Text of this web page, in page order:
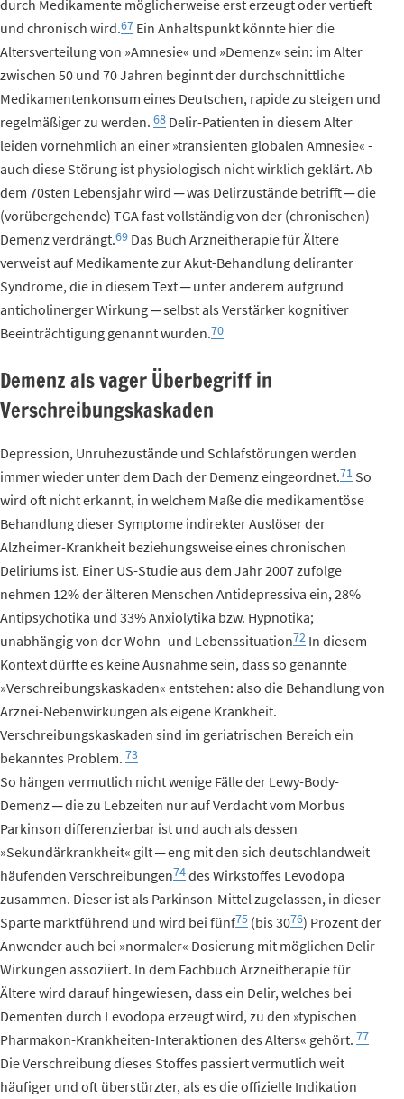
durch Medikamente möglicherweise erst erzeugt oder vertieft
und chronisch wird.67 Ein Anhaltspunkt könnte hier die
Altersverteilung von »Amnesie« und »Demenz« sein: im Alter
zwischen 50 und 70 Jahren beginnt der durchschnittliche
Medikamentenkonsum eines Deutschen, rapide zu steigen und
regelmäßiger zu werden. 68 Delir-Patienten in diesem Alter
leiden vornehmlich an einer »transienten globalen Amnesie« -
auch diese Störung ist physiologisch nicht wirklich geklärt. Ab
dem 70sten Lebensjahr wird ─ was Delirzustände betrifft ─ die
(vorübergehende) TGA fast vollständig von der (chronischen)
Demenz verdrängt.69 Das Buch Arzneitherapie für Ältere
verweist auf Medikamente zur Akut-Behandlung deliranter
Syndrome, die in diesem Text ─ unter anderem aufgrund
anticholinerger Wirkung ─ selbst als Verstärker kognitiver
Beeinträchtigung genannt wurden.70
Demenz als vager Überbegriff in
Verschreibungskaskaden
Depression, Unruhezustände und Schlafstörungen werden
immer wieder unter dem Dach der Demenz eingeordnet.71 So
wird oft nicht erkannt, in welchem Maße die medikamentöse
Behandlung dieser Symptome indirekter Auslöser der
Alzheimer-Krankheit beziehungsweise eines chronischen
Deliriums ist. Einer US-Studie aus dem Jahr 2007 zufolge
nehmen 12% der älteren Menschen Antidepressiva ein, 28%
Antipsychotika und 33% Anxiolytika bzw. Hypnotika;
unabhängig von der Wohn- und Lebenssituation72 In diesem
Kontext dürfte es keine Ausnahme sein, dass so genannte
»Verschreibungskaskaden« entstehen: also die Behandlung von
Arznei-Nebenwirkungen als eigene Krankheit.
Verschreibungskaskaden sind im geriatrischen Bereich ein
bekanntes Problem. 73
So hängen vermutlich nicht wenige Fälle der Lewy-Body-
Demenz ─ die zu Lebzeiten nur auf Verdacht vom Morbus
Parkinson differenzierbar ist und auch als dessen
»Sekundärkrankheit« gilt ─ eng mit den sich deutschlandweit
häufenden Verschreibungen74des Wirkstoffes Levodopa
zusammen. Dieser ist als Parkinson-Mittel zugelassen, in dieser
Sparte marktführend und wird bei fünf75 (bis 3076) Prozent der
Anwender auch bei »normaler« Dosierung mit möglichen Delir-
Wirkungen assoziiert. In dem Fachbuch Arzneitherapie für
Ältere wird darauf hingewiesen, dass ein Delir, welches bei
Dementen durch Levodopa erzeugt wird, zu den »typischen
Pharmakon-Krankheiten-Interaktionen des Alters« gehört. 77
Die Verschreibung dieses Stoffes passiert vermutlich weit
häufiger und oft überstürzter, als es die offizielle Indikation